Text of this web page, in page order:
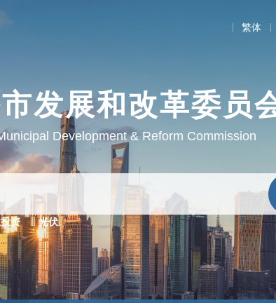
繁体
发展和改革委员
Development & Reform Commission
资 光伏